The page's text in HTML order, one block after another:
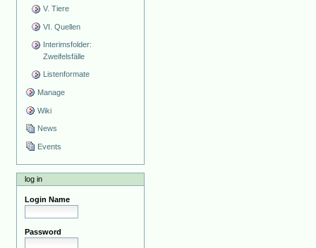
V. Tiere
VI. Quellen
Interimsfolder:
Zweifelsfälle
Listenformate
Manage
Wiki
News
Events
log in
Login Name
Password